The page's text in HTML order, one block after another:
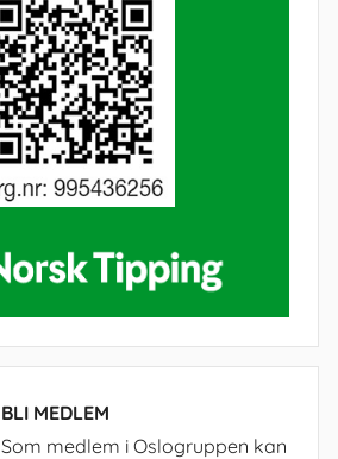
BLI MEDLEM
Som medlem i Oslogruppen kan